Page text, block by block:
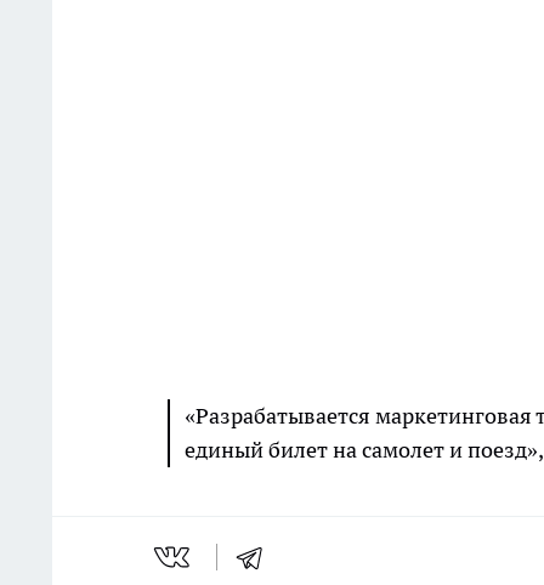
«Разрабатывается
единый билет на самолет и